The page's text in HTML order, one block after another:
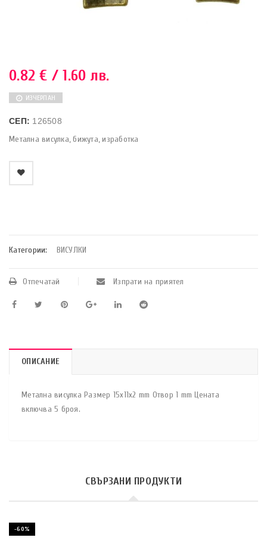
0.82€ / 1.60 лв.
ИЗЧЕРПАН
СЕП: 126508
Метална висулка, бижута, изработка
Категории: ВИСУЛКИ
Отпечатай Изпрати на приятел
ОПИСАНИЕ
Метална висулка Размер 15x11x2 mm Отвор 1 mm Цената
включва 5 броя.
СВЪРЗАНИ ПРОДУКТИ
-60%